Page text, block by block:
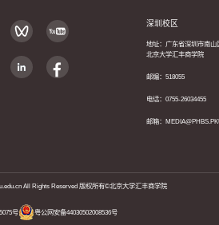
深圳校区
地址：广东省深圳市南山
北京大学汇丰商学院
邮编：518055
电话：0755-26034455
邮箱：
All Rights Reserved 版权所有©北京大学汇丰商学院
号 粤公网安备44030502008536号